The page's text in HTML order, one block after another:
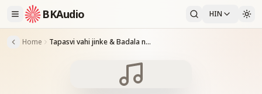
BKAudio HIN
Home Tapasvi vahi jinke & Badala nahi lena kisi se